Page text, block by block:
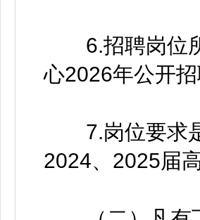
6.招聘岗位所
心2026年公开
7.岗位要求是
2024、2025届